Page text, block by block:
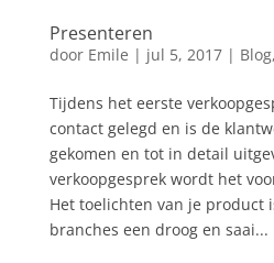
Presenteren
door Emile | jul 5, 2017| Blog,
Tijdens het eerste
contact gelegd en is de
gekomen en tot in detail
verkoopgesprek wordt het
Het toelichten van je product
branches een droog en saai...